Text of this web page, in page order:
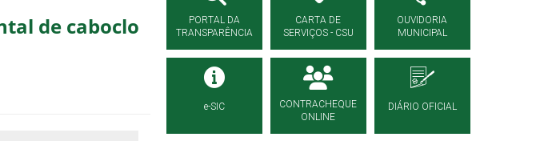
de caboclo
PORTAL DA
TRANSPARÊNCIA
CARTA DE
SERVIÇOS - CSU
OUVIDORIA
MUNICIPAL
e-SIC
CONTRACHEQUE
ONLINE
DIÁRIO OFICIAL